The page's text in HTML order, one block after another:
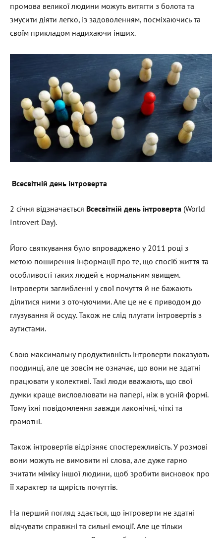
промова великої людини можуть витягти з болота та
змусити діяти легко, із задоволенням, посміхаючись та
своїм прикладом надихаючи інших.
Всесвітній день інтроверта
2 січня відзначається Всесвітній день інтроверта (World
Introvert Day).
Його святкування було впроваджено у 2011 році з
метою поширення інформації про те, що спосіб життя та
особливості таких людей є нормальним явищем.
Інтроверти заглибленні у свої почуття й не бажають
ділитися ними з оточуючими. Але це не є приводом до
глузування й осуду. Також не слід плутати інтровертів з
аутистами.
Свою максимальну продуктивність інтроверти показують
поодинці, але це зовсім не означає, що вони не здатні
працювати у колективі. Такі люди вважають, що свої
думки краще висловлювати на папері, ніж в усній формі.
Тому їхні повідомлення завжди лаконічні, чіткі та
грамотні.
Також інтровертів відрізняє спостережливість. У розмові
вони можуть не вимовити ні слова, але дуже гарно
зчитати міміку іншої людини, щоб зробити висновок про
її характер та щирість почуттів.
На перший погляд здається, що інтроверти не здатні
відчувати справжні та сильні емоції. Але це тільки